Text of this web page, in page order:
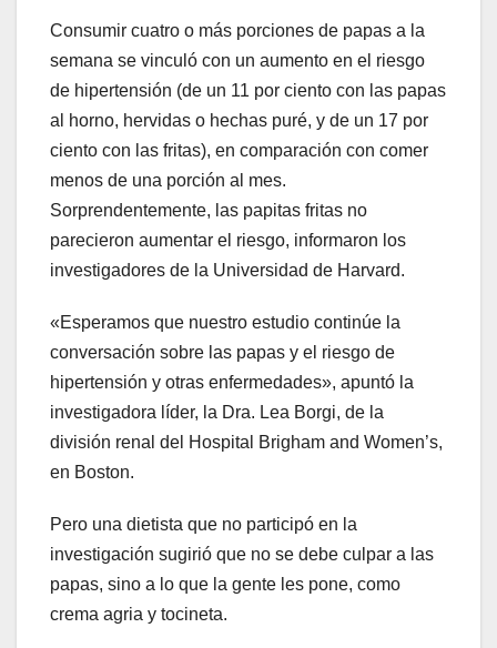
Consumir cuatro o más porciones de papas a la
semana se vinculó con un aumento en el riesgo
de hipertensión (de un 11 por ciento con las papas
al horno, hervidas o hechas puré, y de un 17 por
ciento con las fritas), en comparación con comer
menos de una porción al mes.
Sorprendentemente, las papitas fritas no
parecieron aumentar el riesgo, informaron los
investigadores de la Universidad de Harvard.
«Esperamos que nuestro estudio continúe la
conversación sobre las papas y el riesgo de
hipertensión y otras enfermedades», apuntó la
investigadora líder, la Dra. Lea Borgi, de la
división renal del Hospital Brigham and Women’s,
en Boston.
Pero una dietista que no participó en la
investigación sugirió que no se debe culpar a las
papas, sino a lo que la gente les pone, como
crema agria y tocineta.